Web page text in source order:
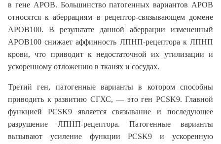
в гене APOB. Большинство патогенных вариантов APOB
относятся к аберрациям в рецептор-связывающем домене
APOB100. В результате данной аберрации измененный
APOB100 снижает аффинность ЛПНП-рецептора к ЛПНП
крови, что приводит к недостаточной их утилизации и
ускоренному отложению в тканях и сосудах.
Третий ген, патогенные варианты в котором способны
приводить к развитию СГХС, — это ген PCSK9. Главной
функцией PCSK9 является связывание и последующее
разрушение ЛПНП-рецептора. Патогенные варианты
вызывают усиление функции PCSK9 и ускоренную